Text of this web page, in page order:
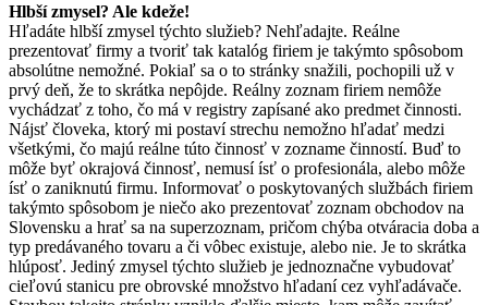
Hlbší zmysel? Ale kdeže!
Hľadáte hlbší zmysel týchto služieb? Nehľadajte. Reálne
prezentovať firmy a tvoriť tak katalóg firiem je takýmto spôsobom
absolútne nemožné. Pokiaľ sa o to stránky snažili, pochopili už v
prvý deň, že to skrátka nepôjde. Reálny zoznam firiem nemôže
vychádzať z toho, čo má v registry zapísané ako predmet činnosti.
Nájsť človeka, ktorý mi postaví strechu nemožno hľadať medzi
všetkými, čo majú reálne túto činnosť v zozname činností. Buď to
môže byť okrajová činnosť, nemusí ísť o profesionála, alebo môže
ísť o zaniknutú firmu. Informovať o poskytovaných službách firiem
takýmto spôsobom je niečo ako prezentovať zoznam obchodov na
Slovensku a hrať sa na superzoznam, pričom chýba otváracia doba a
typ predávaného tovaru a či vôbec existuje, alebo nie. Je to skrátka
hlúposť. Jediný zmysel týchto služieb je jednoznačne vybudovať
cieľovú stanicu pre obrovské množstvo hľadaní cez vyhľadávače.